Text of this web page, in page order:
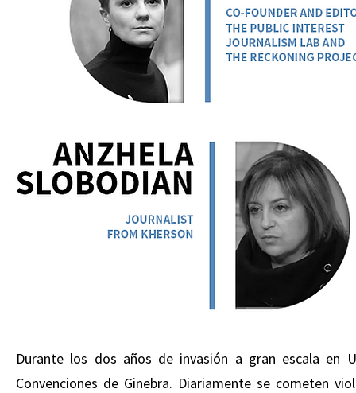
Durante los dos años de invasión a gran escala en
Convenciones de Ginebra. Diariamente se cometen